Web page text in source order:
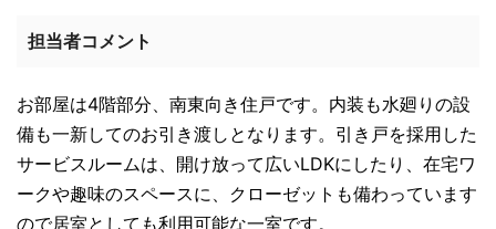
担当者コメント
お部屋は4階部分、南東向き住戸です。内装も水廻りの設
備も一新してのお引き渡しとなります。引き戸を採用した
サービスルームは、開け放って広いLDKにしたり、在宅ワ
ークや趣味のスペースに、クローゼットも備わっています
ので居室としても利用可能な一室です。